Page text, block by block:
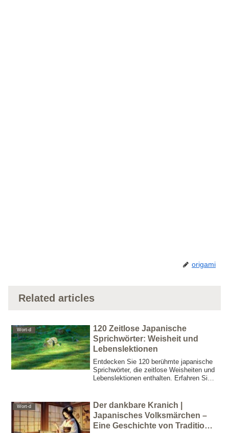
origami
Related articles
Wort-d
120 Zeitlose Japanische
Sprichwörter: Weisheit und
Lebenslektionen
Entdecken Sie 120 berühmte japanische
Sprichwörter, die zeitlose Weisheiten und
Lebenslektionen enthalten. Erfahren Sie,
Redensarten – auch heute noch
inspirieren.
Wort-d
Der dankbare Kranich |
Japanisches Volksmärchen –
Eine Geschichte von Tradition